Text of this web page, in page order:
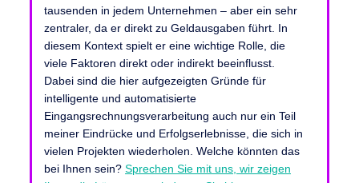
tausenden in jedem Unternehmen – aber ein sehr
zentraler, da er direkt zu Geldausgaben führt. In
diesem Kontext spielt er eine wichtige Rolle, die
viele Faktoren direkt oder indirekt beeinflusst.
Dabei sind die hier aufgezeigten Gründe für
intelligente und automatisierte
Eingangsrechnungsverarbeitung auch nur ein Teil
meiner Eindrücke und Erfolgserlebnisse, die sich in
vielen Projekten wiederholen. Welche könnten das
bei Ihnen sein? Sprechen Sie mit uns, wir zeigen